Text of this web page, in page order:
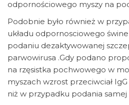
odpornościowego myszy na
Podobnie było również w
układu odpornosciowego
podaniu dezaktywowanej
parwowirusa .Gdy podano
na rzęsistka pochwowego w
myszach wzrost przeciwciał IgG
niż w przypadku podania samej